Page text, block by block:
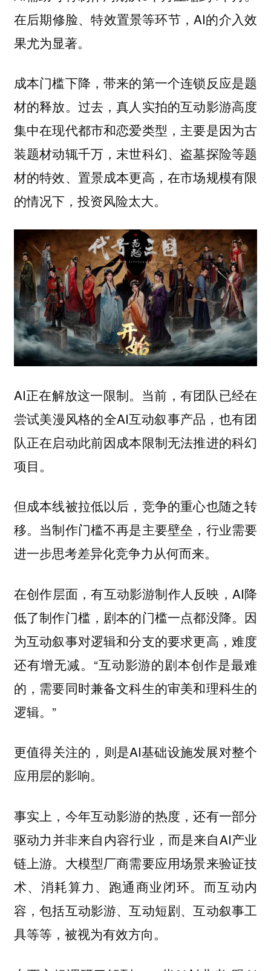
在后期修脸、特效置景等环节，AI的介入效
果尤为显著。
成本门槛下降，带来的第一个连锁反应是题
材的释放。过去，真人实拍的互动影游高度
集中在现代都市和恋爱类型，主要是因为古
装题材动辄千万，末世科幻、盗墓探险等题
材的特效、置景成本更高，在市场规模有限
的情况下，投资风险太大。
AI正在解放这一限制。当前，有团队已经在
尝试美漫风格的全AI互动叙事产品，也有团
队正在启动此前因成本限制无法推进的科幻
项目。
但成本线被拉低以后，竞争的重心也随之转
移。当制作门槛不再是主要壁垒，行业需要
进一步思考差异化竞争力从何而来。
在创作层面，有互动影游制作人反映，AI降
低了制作门槛，剧本的门槛一点都没降。因
为互动叙事对逻辑和分支的要求更高，难度
还有增无减。“互动影游的剧本创作是最难
的，需要同时兼备文科生的审美和理科生的
逻辑。”
更值得关注的，则是AI基础设施发展对整个
应用层的影响。
事实上，今年互动影游的热度，还有一部分
驱动力并非来自内容行业，而是来自AI产业
链上游。大模型厂商需要应用场景来验证技
术、消耗算力、跑通商业闭环。而互动内
容，包括互动影游、互动短剧、互动叙事工
具等等，被视为有效方向。